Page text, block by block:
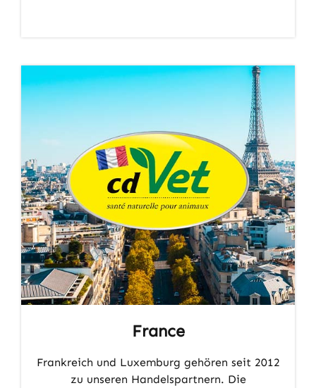
France
Frankreich und Luxemburg gehören seit 2012
zu unseren Handelspartnern. Die